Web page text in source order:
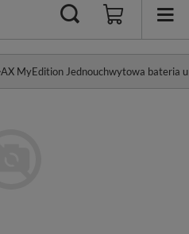
AX MyEdition Jednouchwytowa bateria